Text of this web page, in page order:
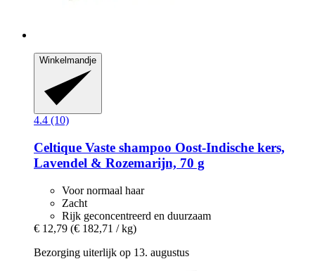
Winkelmandje
4.4 (10)
Celtique Vaste shampoo Oost-​Indische kers,
Lavendel & Rozemarijn, 70 g
Voor normaal haar
Zacht
Rijk geconcentreerd en duurzaam
€ 12,79 (€ 182,71 / kg)
Bezorging uiterlijk op 13. augustus